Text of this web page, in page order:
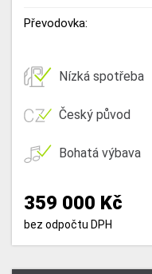
Převodovka:
Nízká spotřeba
Český původ
Bohatá výbava
359 000 Kč
bez odpočtu DPH